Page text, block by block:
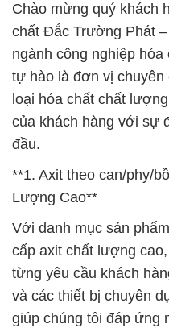
Chào mừng quý khách
chất Đắc Trường Phát
ngành công nghiệp
tự hào là đơn vị chuyên
loại hóa chất chất
của khách hàng với sự
đầu.
**1. Axit theo can/phy/
Lượng Cao**
Với danh mục sản
cấp axit chất lượng
từng yêu cầu khách
và các thiết bị chuyên
giúp chúng tôi đáp ứng